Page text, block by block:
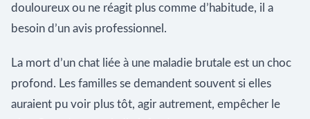
douloureux ou ne réagit plus comme d’habitude, il a
besoin d’un avis professionnel.
La mort d’un chat liée à une maladie brutale est un choc
profond. Les familles se demandent souvent si elles
auraient pu voir plus tôt, agir autrement, empêcher le